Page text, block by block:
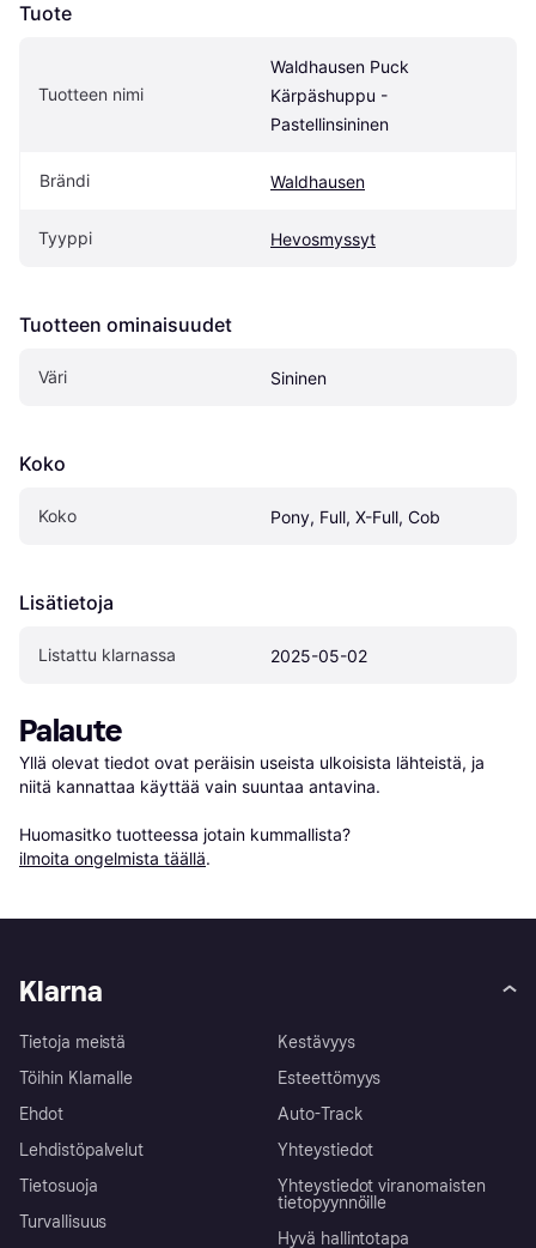
Tuote
Tuotteen nimi
Waldhausen Puck
Kärpäshuppu -
Pastellinsininen
Brändi Waldhausen
Tyyppi Hevosmyssyt
Tuotteen ominaisuudet
Väri Sininen
Koko
Koko Pony, Full, X-Full, Cob
Lisätietoja
Listattu klarnassa 2025-05-02
Palaute
Yllä olevat tiedot ovat peräisin useista ulkoisista lähteistä, ja
niitä kannattaa käyttää vain suuntaa antavina.
Huomasitko tuotteessa jotain kummallista?
ilmoita ongelmista täällä.
Klarna
Tietoja meistä
Töihin Klarnalle
Ehdot
Lehdistöpalvelut
Tietosuoja
Turvallisuus
Kestävyys
Esteettömyys
Auto-Track
Yhteystiedot
Yhteystiedot viranomaisten
tietopyynnöille
Hyvä hallintotapa